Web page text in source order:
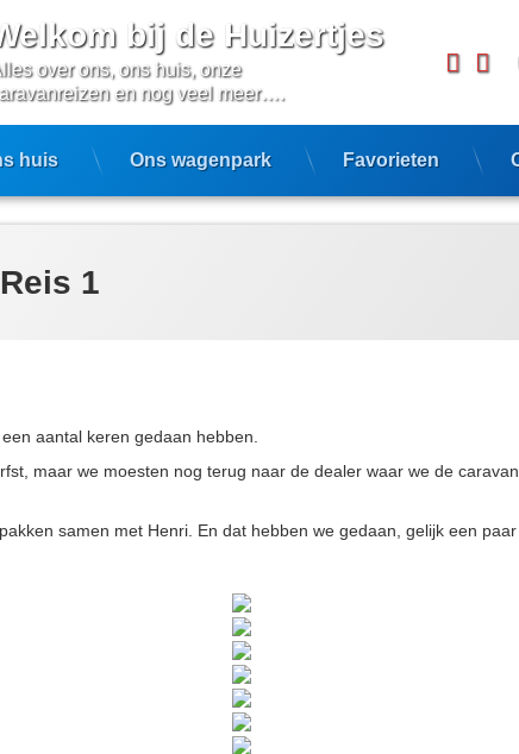
bij de Huizertjes
over ons, ons huis, onze
en nog veel meer….
huis Ons wagenpark Favorieten
1
aantal keren gedaan hebben.
maar we moesten nog terug naar de dealer waar we de
samen met Henri. En dat hebben we gedaan, gelijk een paar